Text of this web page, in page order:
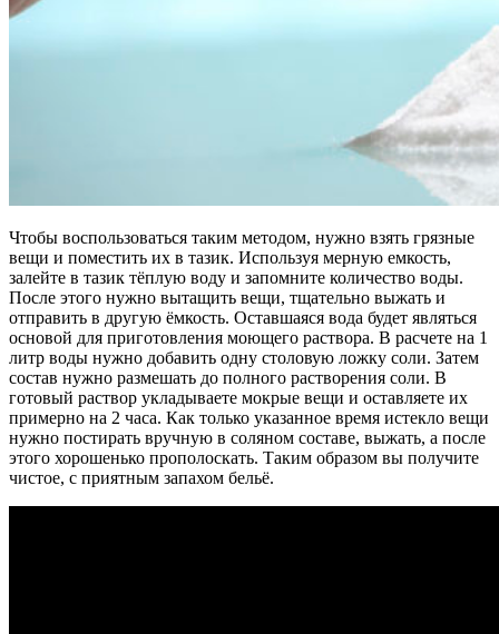
Чтобы воспользоваться таким методом, нужно взять грязные
вещи и поместить их в тазик. Используя мерную емкость,
залейте в тазик тёплую воду и запомните количество воды.
После этого нужно вытащить вещи, тщательно выжать и
отправить в другую ёмкость. Оставшаяся вода будет являться
основой для приготовления моющего раствора. В расчете на 1
литр воды нужно добавить одну столовую ложку соли. Затем
состав нужно размешать до полного растворения соли. В
готовый раствор укладываете мокрые вещи и оставляете их
примерно на 2 часа. Как только указанное время истекло вещи
нужно постирать вручную в соляном составе, выжать, а после
этого хорошенько прополоскать. Таким образом вы получите
чистое, с приятным запахом бельё.